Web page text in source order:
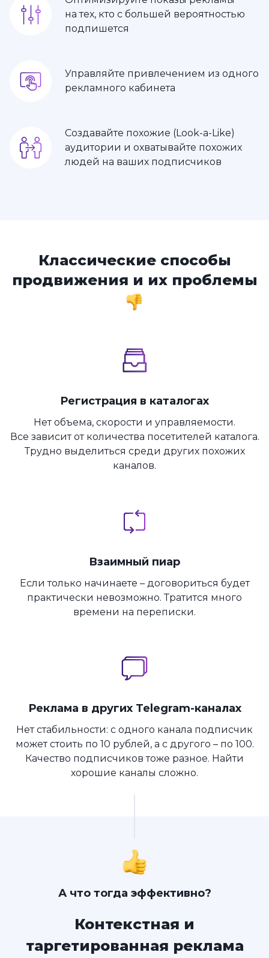
на тех, кто с большей вероятностью
подпишется
Управляйте привлечением из одного
рекламного кабинета
Создавайте похожие (Look-a-Like)
аудитории и охватывайте похожих
людей на ваших подписчиков
Классические способы
продвижения и их проблемы
Регистрация в каталогах
Нет объема, скорости и управляемости.
Все зависит от количества посетителей каталога.
Трудно выделиться среди других похожих
каналов.
Взаимный пиар
Если только начинаете – договориться будет
практически невозможно. Тратится много
времени на переписки.
Реклама в других Telegram-каналах
Нет стабильности: с одного канала подписчик
может стоить по 10 рублей, а с другого – по 100.
Качество подписчиков тоже разное. Найти
хорошие каналы сложно.
А что тогда эффективно?
Контекстная и
таргетированная реклама